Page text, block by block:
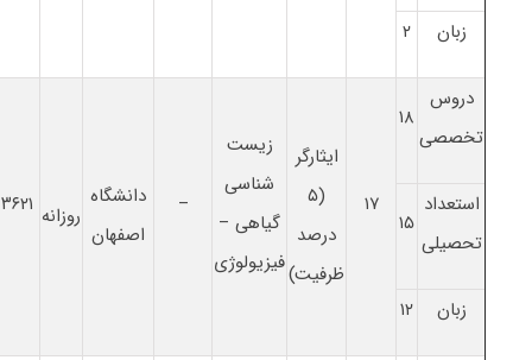
زبان ۲
دروس
تخصصی
۱۸
۱۷
ایثارگر
(۵
درصد
ظرفیت)
زیست
شناسی
گیاهی –
فیزیولوژی
–
دانشگاه
اصفهان
روزانه ۳۶۲۱
استعداد
تحصیلی
۱۵
زبان ۱۲